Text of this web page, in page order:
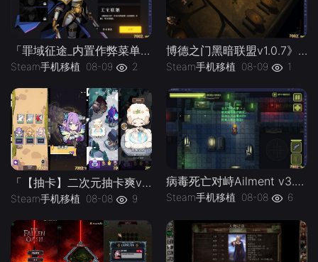
「罪域征途_内置作弊菜单」-手机移植版下载-.均亲测可玩
Steam手机移植 08-09 2
博德之门黑暗联盟v1.0.7》[完整版]Steam移植
Steam手机移植 08-09 1
「【抽卡】二次元抽卡爽v0.34.4_免广告-手机移植版下载-.均亲测可玩
Steam手机移植 08-08 9
病毒死亡对峙Ailment v3.3.5》[完整版]Steam移植
Steam手机移植 08-08 6